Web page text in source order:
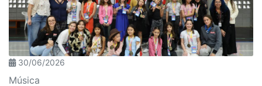
30/06/2026
Música